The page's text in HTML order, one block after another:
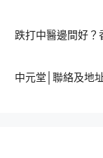
跌打中醫邊間好？
中元堂│聯絡及地